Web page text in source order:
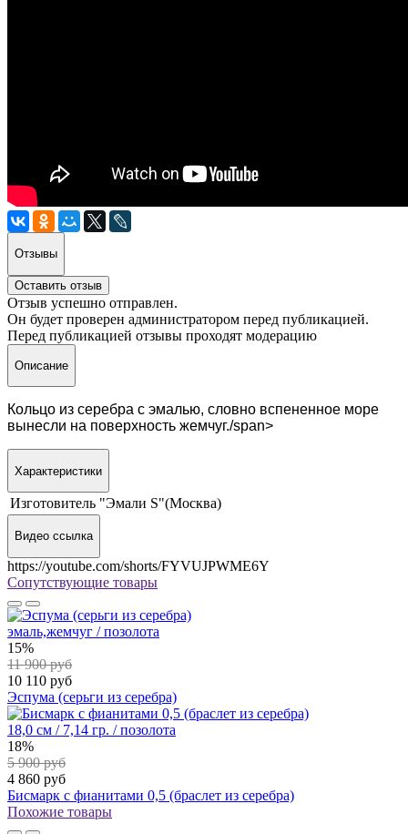
Отзывы
Оставить отзыв
Отзыв успешно отправлен.
Он будет проверен администратором перед публикацией.
Перед публикацией отзывы проходят модерацию
Описание
Кольцо из серебра с эмалью, словно вспененное море
вынесли на поверхность жемчуг./span>
Характеристики
Изготовитель "Эмали S"(Москва)
Видео ссылка
https://youtube.com/shorts/FYVUJPWME6Y
Сопутствующие товары
эмаль,жемчуг / позолота
15%
11 900 руб
10 110 руб
Эспума (серьги из серебра)
18,0 см / 7,14 гр. / позолота
18%
5 900 руб
4 860 руб
Бисмарк с фианитами 0,5 (браслет из серебра)
Похожие товары